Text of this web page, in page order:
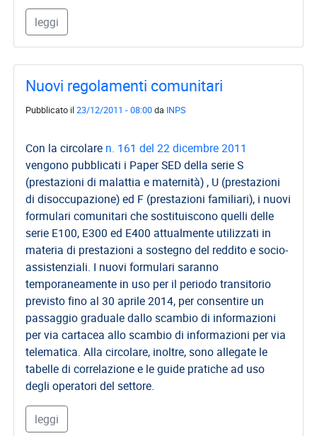
leggi
Nuovi regolamenti comunitari
Pubblicato il23/12/2011 - 08:00da INPS
Con la circolare n. 161 del 22 dicembre 2011
vengono pubblicati i Paper SED della serie S
(prestazioni di malattia e maternità) , U (prestazioni
di disoccupazione) ed F (prestazioni familiari), i nuovi
formulari comunitari che sostituiscono quelli delle
serie E100, E300 ed E400 attualmente utilizzati in
materia di prestazioni a sostegno del reddito e socio-
assistenziali. I nuovi formulari saranno
temporaneamente in uso per il periodo transitorio
previsto fino al 30 aprile 2014, per consentire un
passaggio graduale dallo scambio di informazioni
per via cartacea allo scambio di informazioni per via
telematica. Alla circolare, inoltre, sono allegate le
tabelle di correlazione e le guide pratiche ad uso
degli operatori del settore.
leggi